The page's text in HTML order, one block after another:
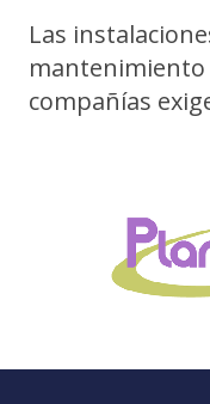
Las
mantenimiento
compañías